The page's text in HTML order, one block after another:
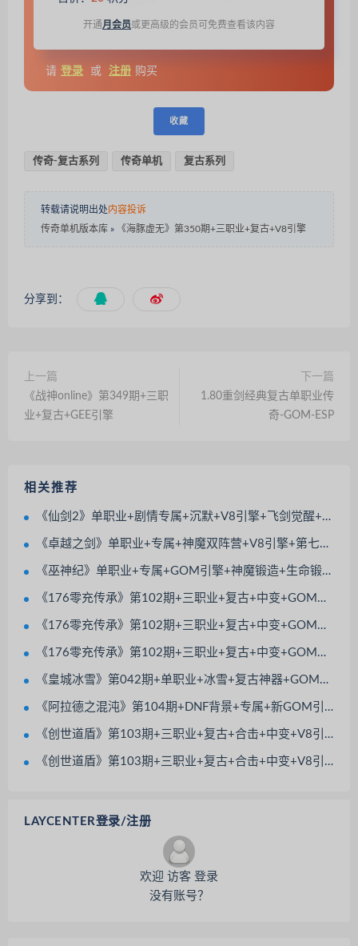
开通月会员或更高级的会员可免费查看该内容
请 登录 或 注册 购买
收藏
传奇-复古系列 传奇单机 复古系列
转载请说明出处 内容投诉
传奇单机版本库 » 《海豚虚无》第350期+三职业+复古+V8引擎
分享到：
上一篇
《战神online》第349期+三职
业+复古+GEE引擎
下一篇
1.80重剑经典复古单职业传
奇-GOM-ESP
相关推荐
《仙剑2》单职业+剧情专属+沉默+V8引擎+飞剑觉醒+渡劫飞升+神器觉醒+鞭尸术
《卓越之剑》单职业+专属+神魔双阵营+V8引擎+第七大陆+元神伴侣+装备强化
《巫神纪》单职业+专属+GOM引擎+神魔锻造+生命锻造+法宝觉醒
《176零充传承》第102期+三职业+复古+中变+GOM引擎+带假人+带光柱+装备分解
《176零充传承》第102期+三职业+复古+中变+GOM引擎+带假人+带光柱+装备分解
《176零充传承》第102期+三职业+复古+中变+GOM引擎+带假人+带光柱+装备分解
《皇城冰雪》第042期+单职业+冰雪+复古神器+GOM引擎+屠龙合成+战魂觉醒+太上老君
《阿拉德之混沌》第104期+DNF背景+专属+新GOM引擎+多大陆多地图+超多BOSS模型
《创世道盾》第103期+三职业+复古+合击+中变+V8引擎+BOSS多+地图多
《创世道盾》第103期+三职业+复古+合击+中变+V8引擎+BOSS多+地图多
LAYCENTER登录/注册
欢迎 访客 登录
没有账号？